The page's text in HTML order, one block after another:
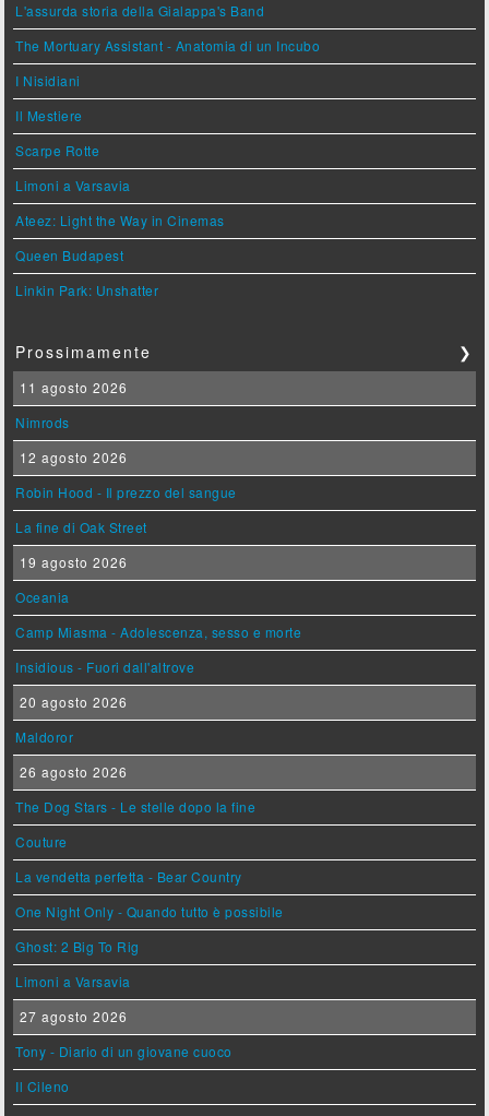
L'assurda storia della Gialappa's Band
The Mortuary Assistant - Anatomia di un Incubo
I Nisidiani
Il Mestiere
Scarpe Rotte
Limoni a Varsavia
Ateez: Light the Way in Cinemas
Queen Budapest
Linkin Park: Unshatter
Prossimamente ❯
11 agosto 2026
Nimrods
12 agosto 2026
Robin Hood - Il prezzo del sangue
La fine di Oak Street
19 agosto 2026
Oceania
Camp Miasma - Adolescenza, sesso e morte
Insidious - Fuori dall'altrove
20 agosto 2026
Maldoror
26 agosto 2026
The Dog Stars - Le stelle dopo la fine
Couture
La vendetta perfetta - Bear Country
One Night Only - Quando tutto è possibile
Ghost: 2 Big To Rig
Limoni a Varsavia
27 agosto 2026
Tony - Diario di un giovane cuoco
Il Cileno